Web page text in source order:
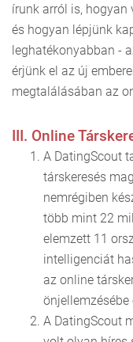
írunk arról is, hogyan
és hogyan lépjünk
leghatékonyabban -
érjünk el az új
megtalálásában az
III. Online
A DatingScout
társkeresés
nemrégiben
több mint 22
elemzett 11
intelligenciát
az online
A DatingScout